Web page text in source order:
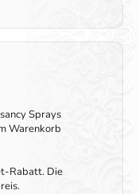
Sprays
Warenkorb
Rabatt. Die